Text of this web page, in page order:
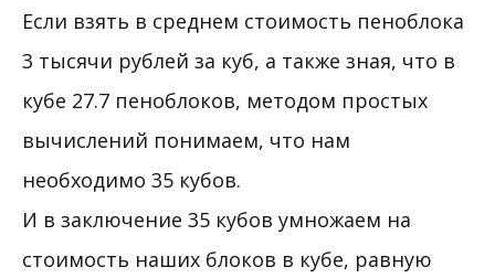
Если взять в среднем стоимость пеноблока
3 тысячи рублей за куб, а также зная, что в
кубе 27.7 пеноблоков, методом простых
вычислений понимаем, что нам
необходимо 35 кубов.
И в заключение 35 кубов умножаем на
стоимость наших блоков в кубе, равную